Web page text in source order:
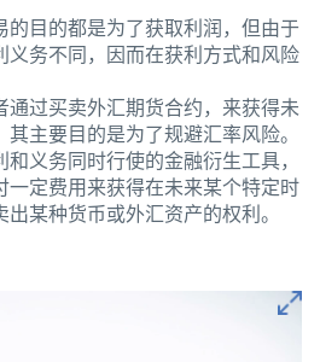
的目的都是为了获取利润，但由于
义务不同，因而在获利方式和风险
通过买卖外汇期货合约，来获得未
主要目的是为了规避汇率风险。
义务同时行使的金融衍生工具，
一定费用来获得在未来某个特定时
某种货币或外汇资产的权利。